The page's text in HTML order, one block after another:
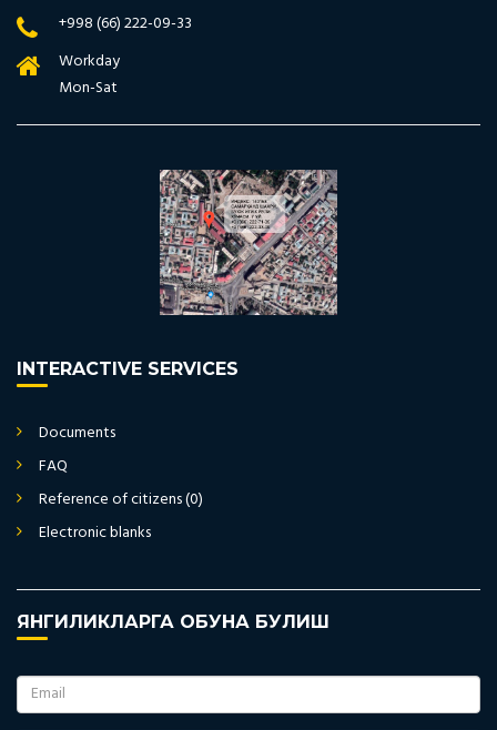
+998 (66) 222-09-33
Workday
Mon-Sat
INTERACTIVE SERVICES
Documents
FAQ
Reference of citizens (0)
Electronic blanks
ЯНГИЛИКЛАРГА ОБУНА БУЛИШ